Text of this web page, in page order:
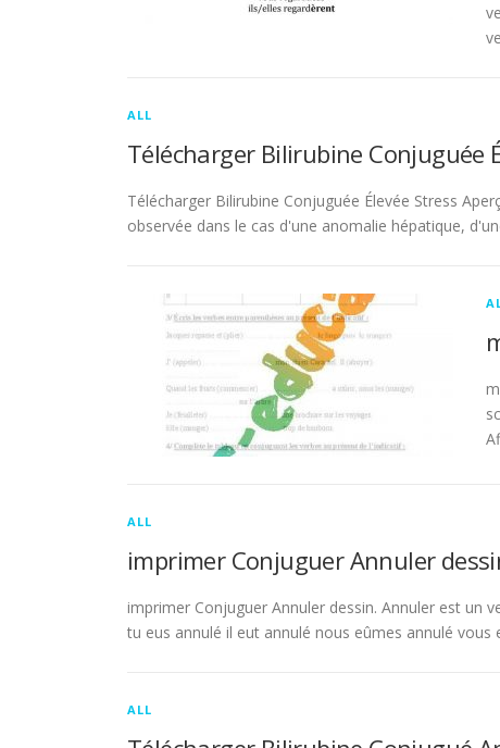
ALL
Télécharger Bilirubine Conjuguée
Télécharger Bilirubine Conjuguée Élevée Stress
observée dans le cas d'une anomalie hépatique,
ALL
imprimer Conjuguer Annuler
imprimer Conjuguer Annuler dessin. Annuler est un
tu eus annulé il eut annulé nous eûmes annulé vous
ALL